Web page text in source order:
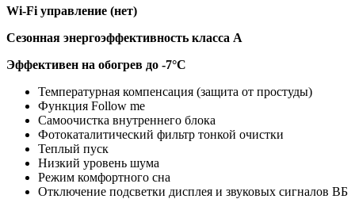
Wi-Fi управление (нет)
Сезонная энергоэффективность класса А
Эффективен на обогрев до -7°C
Температурная компенсация (защита от простуды)
Функция Follow me
Самоочистка внутреннего блока
Фотокаталитический фильтр тонкой очистки
Теплый пуск
Низкий уровень шума
Режим комфортного сна
Отключение подсветки дисплея и звуковых сигналов ВБ